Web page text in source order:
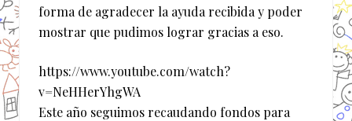
forma de agradecer la ayuda recibida y poder
mostrar que pudimos lograr gracias a eso.
https://www.youtube.com/watch?
v=NeHHerYhgWA
Este año seguimos recaudando fondos para